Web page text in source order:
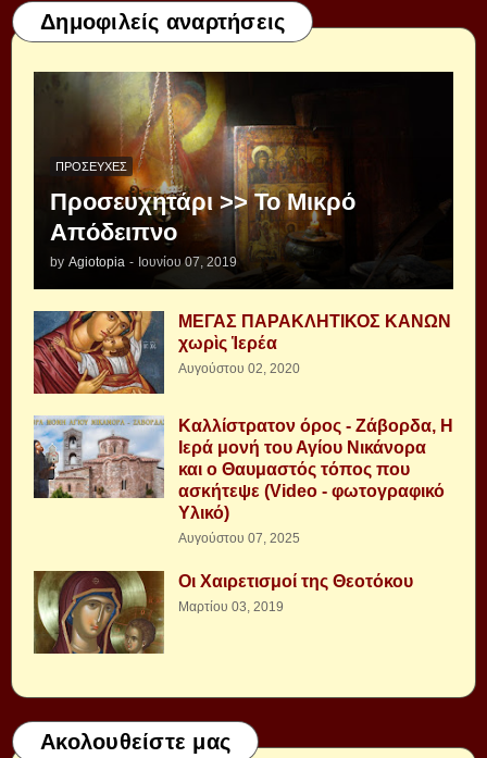
Δημοφιλείς αναρτήσεις
ΠΡΟΣΕΥΧΈΣ
Προσευχητάρι >> Το Μικρό
Απόδειπνο
by Agiotopia - Ιουνίου 07, 2019
ΜΕΓΑΣ ΠΑΡΑΚΛΗΤΙΚΟΣ ΚΑΝΩΝ
χωρὶς Ἱερέα
Αυγούστου 02, 2020
Καλλίστρατον όρος - Ζάβορδα, Η
Ιερά μονή του Αγίου Νικάνορα
και ο Θαυμαστός τόπος που
ασκήτεψε (Video - φωτογραφικό
Υλικό)
Αυγούστου 07, 2025
Οι Χαιρετισμοί της Θεοτόκου
Μαρτίου 03, 2019
Ακολουθείστε μας